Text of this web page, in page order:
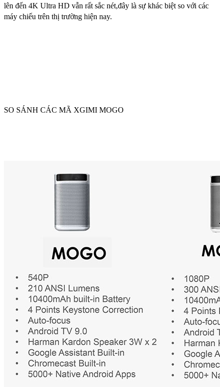
lên đến 4K Ultra HD vẫn rất sắc nét,đây là sự khác biệt so với các
máy chiếu trên thị trường hiện nay.
SO SÁNH CÁC MÃ XGIMI MOGO